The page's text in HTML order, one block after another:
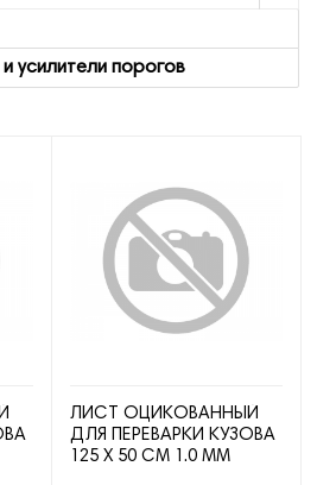
порогов
ЛИСТ ОЦИКОВАННЫЙ
ДЛЯ ПЕРЕВАРКИ КУЗОВА
125 Х 50 СМ 1.0 ММ